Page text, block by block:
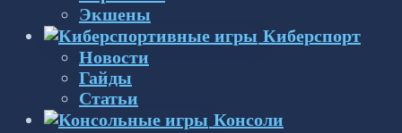
Экшены
Киберспорт
Новости
Гайды
Статьи
Консоли